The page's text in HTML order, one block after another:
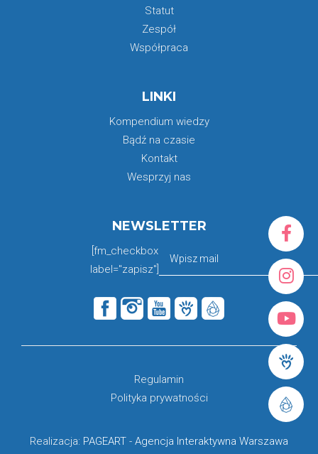
Statut
Zespół
Współpraca
LINKI
Kompendium wiedzy
Bądź na czasie
Kontakt
Wesprzyj nas
NEWSLETTER
[fm_checkbox
label="zapisz"]
Realizacja: PAGEART - Agencja Interaktywna Warszawa
Regulamin
Polityka prywatności